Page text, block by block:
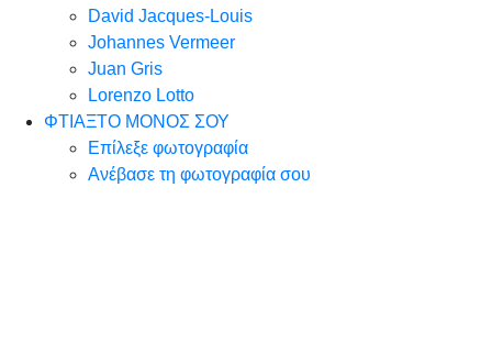
David Jacques-Louis
Johannes Vermeer
Juan Gris
Lorenzo Lotto
ΦΤΙΑΞΤΟ ΜΟΝΟΣ ΣΟΥ
Επίλεξε φωτογραφία
Ανέβασε τη φωτογραφία σου